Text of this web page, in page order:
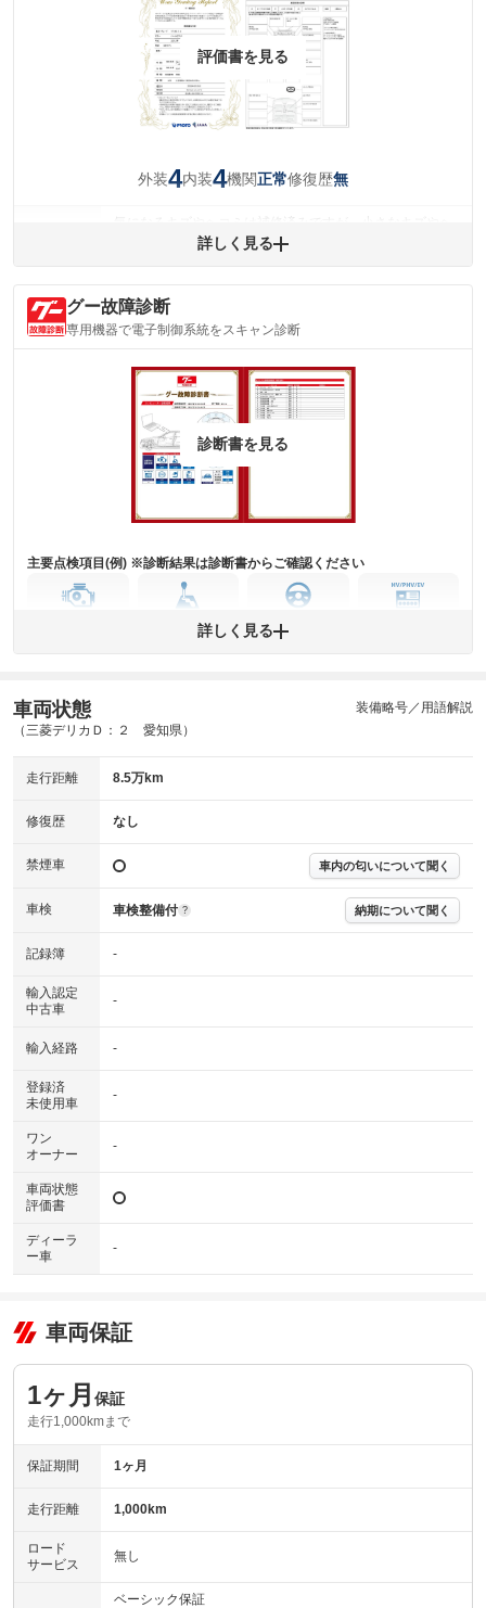
評価書を見る
外装4内装4機関正常修復歴無
コミが残っています。
内装
(内装状態)
気になる汚れ等が、部分的にあります。
詳細は鑑定書をご確認ください。
※グー鑑定は保証サービスではございません。購入時は必ず現車をご確認
※実際にお渡しするコンディションチェックシートにつきましては、形式
※グー鑑定の評価はあくまでも記載している鑑定日の鑑定結果となりま
詳しく見る
グー故障診断
専用機器で電子制御系統をスキャン診断
診断書を見る
主要点検項目(例) ※診断結果は診断書からご確認ください
ミッション
ステアリング
ABS その他
※グー故障診断は保証サービスではございません。購入時は必ず現車をご
※実際にお渡しする故障診断書につきましては、形式および表示項目が異
※グー故障診断書はあくまでも実施時点での診断結果となります。将来に
わたり車両状態を担保するものではありませんので、車両情報等の詳細は
詳しく見る
車両状態
（三菱デリカＤ：２ 愛知県）
装備略号／用語解説
走行距離 8.5万km
修復歴 なし
禁煙車 車内の匂いについて聞く
車検 車検整備付 ? 納期について聞く
記録簿 -
輸入認定
中古車
-
輸入経路 -
登録済
未使用車
-
ワン
オーナー
-
車両状態
評価書
ディーラ
ー車
-
車両保証
1ヶ月 保証
走行1,000kmまで
保証期間 1ヶ月
走行距離 1,000km
ロード
サービス
無し
ベーシック保証